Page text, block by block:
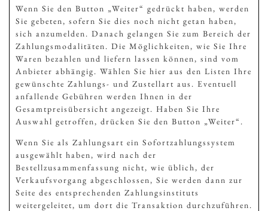
Wenn Sie den Button „Weiter“ gedrückt haben, werden
Sie gebeten, sofern Sie dies noch nicht getan haben,
sich anzumelden. Danach gelangen Sie zum Bereich der
Zahlungsmodalitäten. Die Möglichkeiten, wie Sie Ihre
Waren bezahlen und liefern lassen können, sind vom
Anbieter abhängig. Wählen Sie hier aus den Listen Ihre
gewünschte Zahlungs- und Zustellart aus. Eventuell
anfallende Gebühren werden Ihnen in der
Gesamtpreisübersicht angezeigt. Haben Sie Ihre
Auswahl getroffen, drücken Sie den Button „Weiter“.
Wenn Sie als Zahlungsart ein Sofortzahlungssystem
ausgewählt haben, wird nach der
Bestellzusammenfassung nicht, wie üblich, der
Verkaufsvorgang abgeschlossen, Sie werden dann zur
Seite des entsprechenden Zahlungsinstituts
weitergeleitet, um dort die Transaktion durchzuführen.